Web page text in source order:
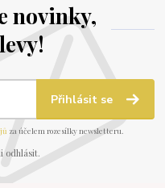
novinky,
Přihlásit se
za účelem rozesílky newsletteru.
odhlásit.